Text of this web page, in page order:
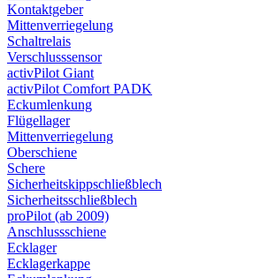
Kontaktgeber
Mittenverriegelung
Schaltrelais
Verschlusssensor
activPilot Giant
activPilot Comfort PADK
Eckumlenkung
Flügellager
Mittenverriegelung
Oberschiene
Schere
Sicherheitskippschließblech
Sicherheitsschließblech
proPilot (ab 2009)
Anschlussschiene
Ecklager
Ecklagerkappe